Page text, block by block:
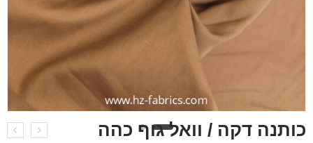
כותנה דקה / וואל גוף כהה